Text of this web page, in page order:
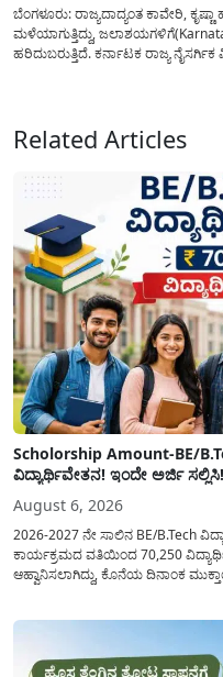
ಬೆಂಗಳೂರು: ರಾಜ್ಯದಾದ್ಯಂತ ಕಾವೇರಿ,
ಮಳೆಯಾಗುತ್ತಿದ್ದು,
ಹರಿದುಬರುತ್ತಿದೆ. ಕರ್ನಾಟಕ ರಾಜ್ಯ
Related Articles
Scholorship Amount-BE/
ವಿದ್ಯಾರ್ಥಿವೇತನ! ಇಂದೇ ಅರ್ಜಿ ಸಲ್ಲಿಸಿ!
August 6, 2026
2026-2027 ನೇ ಸಾಲಿನ BE/B.Tech
ಕಾರ್ಯಕ್ರಮದ ವತಿಯಿಂದ 70,250
ಆಹ್ವಾನಿಸಲಾಗಿದ್ದು, ಕೊನೆಯ ದಿನಾಂಕ